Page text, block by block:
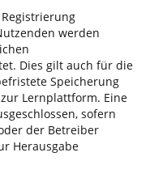
werden
Dies gilt auch für die
Speicherung
Lernplattform. Eine
sofern
der Betreiber
Herausgabe